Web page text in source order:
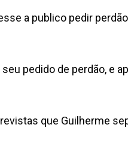
a publico pedir
pedido de perdão, e
que Guilherme